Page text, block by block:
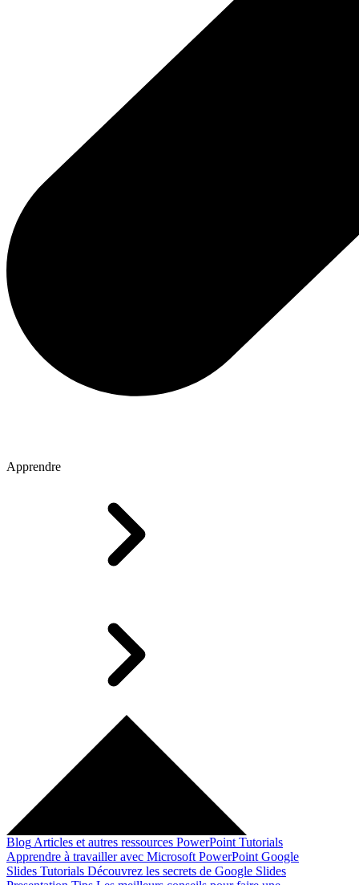
Apprendre
Blog Articles et autres ressources PowerPoint Tutorials
Apprendre à travailler avec Microsoft PowerPoint Google
Slides Tutorials Découvrez les secrets de Google Slides